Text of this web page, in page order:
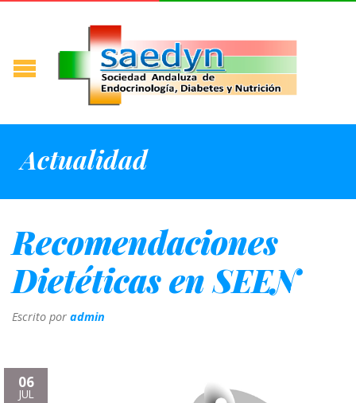
Actualidad
Recomendaciones
Dietéticas en SEEN
Escrito por admin
06
JUL